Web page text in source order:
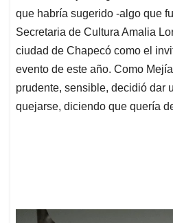
que habría sugerido -algo que
Secretaria de Cultura Amalia
ciudad de Chapecó como el
evento de este año. Como
prudente, sensible, decidió dar
quejarse, diciendo que quería